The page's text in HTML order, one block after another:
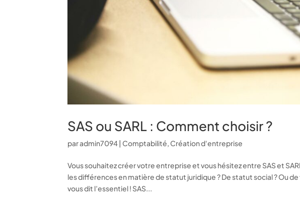
SAS ou SARL : Comment choisir ?
paradmin7094 | Comptabilité, Création d'entreprise
Vous souhaitez créer votre entreprise et vous hésitez entre SAS et
les différences en matière de statut juridique ? De statut social ? Ou
vous dit l’essentiel ! SAS...